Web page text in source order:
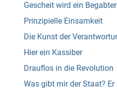
Gescheit wird ein Begabter
Prinzipielle Einsamkeit
Die Kunst der
Hier ein Kassiber
Drauflos in die Revolution
Was gibt mir der Staat?